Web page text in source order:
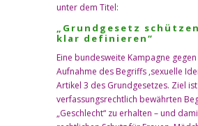
unter dem Titel:
„Grundgesetz
klar definieren“
Eine bundesweite Kampagne
Aufnahme des Begriffs ,sexuelle
Artikel 3 des Grundgesetzes. Ziel
verfassungsrechtlich bewährten
„Geschlecht“ zu erhalten – und